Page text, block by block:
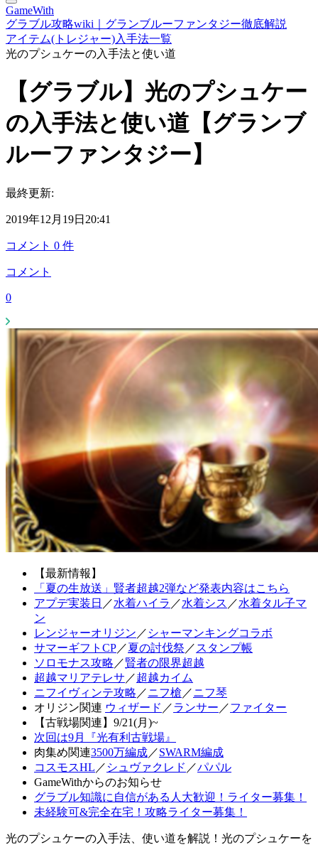
GameWith
グラブル攻略wiki｜グランブルーファンタジー徹底解説
アイテム(トレジャー)入手法一覧
光のプシュケーの入手法と使い道
【グラブル】光のプシュケー
の入手法と使い道【グランブ
ルーファンタジー】
最終更新:
2019年12月19日20:41
コメント 0 件
コメント
0
【最新情報】
「夏の生放送」賢者超越2弾など発表内容はこちら
アプデ実装日 ／水着ハイラ ／水着シス ／水着タル子マ
ン
レンジャーオリジン ／ シャーマンキングコラボ
サマーギフトCP／夏の討伐祭 ／ スタンプ帳
ソロモナス攻略 ／賢者の限界超越
超越マリアテレサ ／超越カイム
ニフイヴィンテ攻略 ／ニフ槍 ／ニフ琴
オリジン関連 ウィザード ／ランサー ／ファイター
【古戦場関連】9/21(月)~
次回は9月『光有利古戦場』
肉集め関連3500万編成／SWARM編成
コスモスHL ／ シュヴァクレド ／パパル
GameWithからのお知らせ
グラブル知識に自信がある人大歓迎！ライター募集！
未経験可&完全在宅！攻略ライター募集！
光のプシュケーの入手法、使い道を解説！光のプシュケーを